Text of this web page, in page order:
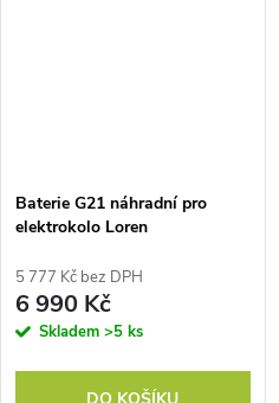
Baterie G21 náhradní pro
elektrokolo Loren
5 777 Kč bez DPH
6 990 Kč
Skladem >5 ks